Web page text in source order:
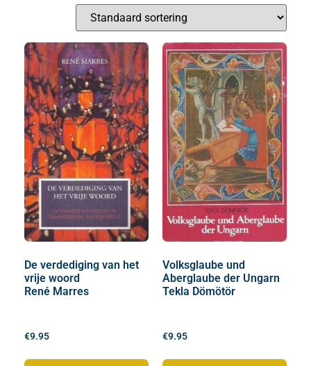
De verdediging van het
vrije woord
René Marres
€9.95
Volksglaube und
Aberglaube der Ungarn
Tekla Dömötör
€9.95